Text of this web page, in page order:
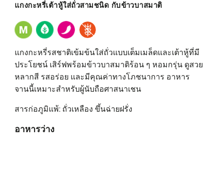
แกงกะหรี่เต้าหู้ใส่ถั่วสามชนิด กับข้าวบาสมาติ
แกงกะหรี่รสชาติเข้มข้นใส่ถั่วแบบเต็มเมล็ดและเต้าหู้ที่มี
ประโยชน์ เสิร์ฟพร้อมข้าวบาสมาติร้อน ๆ หอมกรุ่น ดูสวย
หลากสี รสอร่อย และมีคุณค่าทางโภชนาการ อาหาร
จานนี้เหมาะสําหรับผู้นับถือศาสนาเชน
สารก่อภูมิแพ้: ถั่วเหลือง ขึ้นฉ่ายฝรั่ง
อาหารว่าง